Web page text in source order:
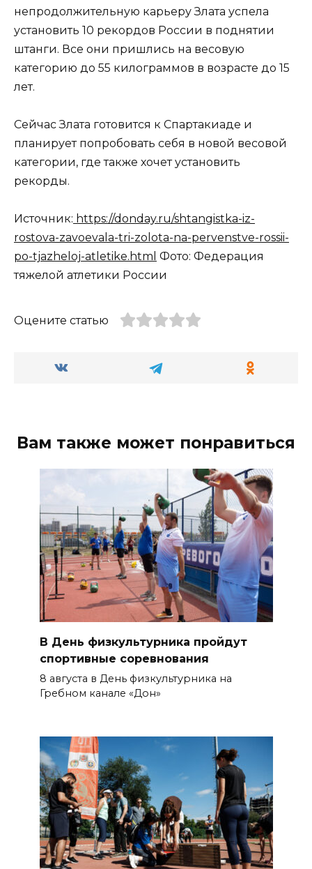
непродолжительную карьеру Злата успела
установить 10 рекордов России в поднятии
штанги. Все они пришлись на весовую
категорию до 55 килограммов в возрасте до 15
лет.
Сейчас Злата готовится к Спартакиаде и
планирует попробовать себя в новой весовой
категории, где также хочет установить
рекорды.
Источник: https://donday.ru/shtangistka-iz-
rostova-zavoevala-tri-zolota-na-pervenstve-rossii-
po-tjazheloj-atletike.html Фото: Федерация
тяжелой атлетики России
Оцените статью
Вам также может понравиться
В День физкультурника пройдут
спортивные соревнования
8 августа в День физкультурника на
Гребном канале «Дон»